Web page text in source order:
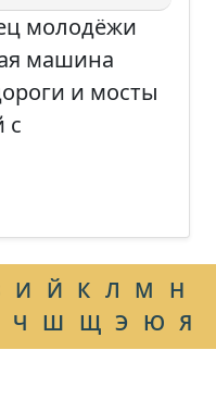
молодёжи
машина
и мосты
с
И Й К Л М
Н
Ч Ш Щ Э Ю Я